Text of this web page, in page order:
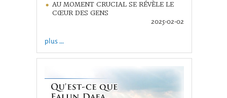
AU MOMENT CRUCIAL SE RÉVÈLE LE
CŒUR DES GENS
2025-02-02
plus ...